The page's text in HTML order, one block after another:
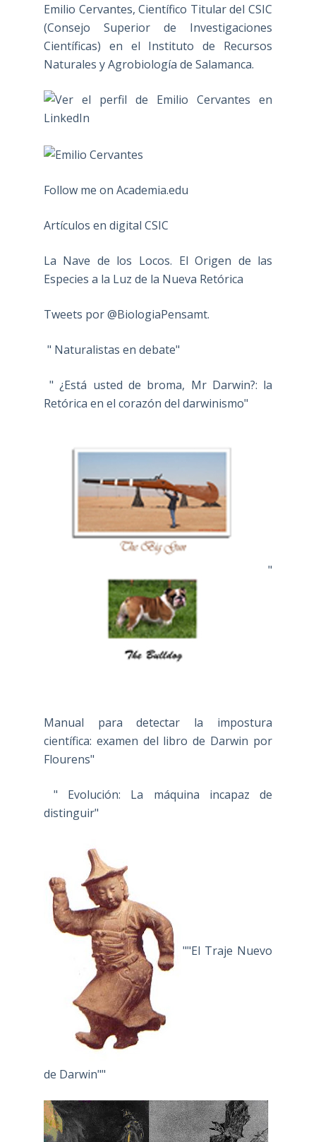
Emilio Cervantes, Científico Titular del CSIC
(Consejo Superior de Investigaciones
Científicas) en el Instituto de Recursos
Naturales y Agrobiología de Salamanca.
Follow me on Academia.edu
Artículos en digital CSIC
La Nave de los Locos. El Origen de las
Especies a la Luz de la Nueva Retórica
Tweets por @BiologiaPensamt.
" Naturalistas en debate"
" ¿Está usted de broma, Mr Darwin?: la
Retórica en el corazón del darwinismo"
"
Manual para detectar la impostura
científica: examen del libro de Darwin por
Flourens"
" Evolución: La máquina incapaz de
distinguir"
""El Traje Nuevo
de Darwin""